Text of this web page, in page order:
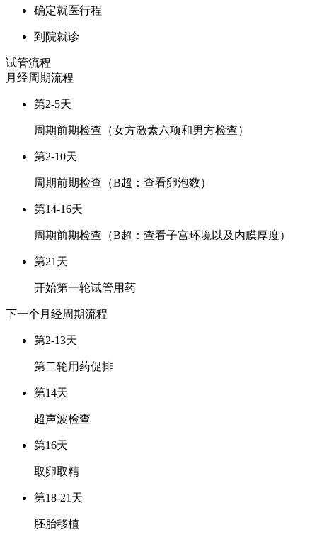
确定就医行程
到院就诊
试管流程
月经周期流程
第2-5天
周期前期检查（女方激素六项和男方检查）
第2-10天
周期前期检查（B超：查看卵泡数）
第14-16天
周期前期检查（B超：查看子宫环境以及内膜厚度）
第21天
开始第一轮试管用药
下一个月经周期流程
第2-13天
第二轮用药促排
第14天
超声波检查
第16天
取卵取精
第18-21天
胚胎移植